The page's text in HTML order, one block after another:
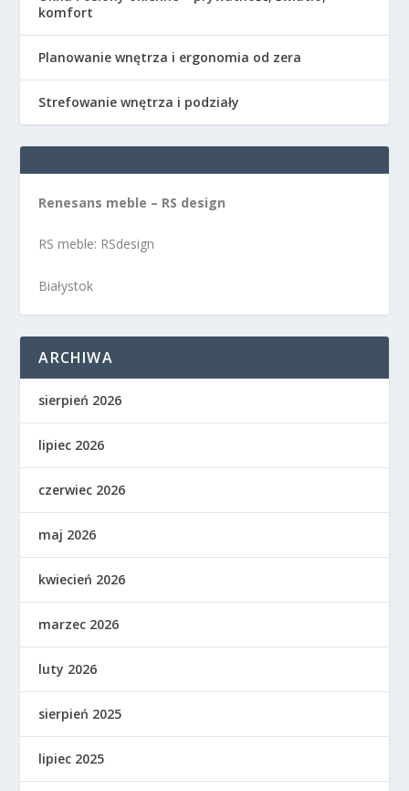
komfort
Planowanie wnętrza i ergonomia od zera
Strefowanie wnętrza i podziały
Renesans meble – RS design
RS meble: RSdesign
Białystok
ARCHIWA
sierpień 2026
lipiec 2026
czerwiec 2026
maj 2026
kwiecień 2026
marzec 2026
luty 2026
sierpień 2025
lipiec 2025